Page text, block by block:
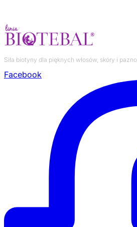
Siła biotyny dla pięknych włosów, skóry i
Facebook